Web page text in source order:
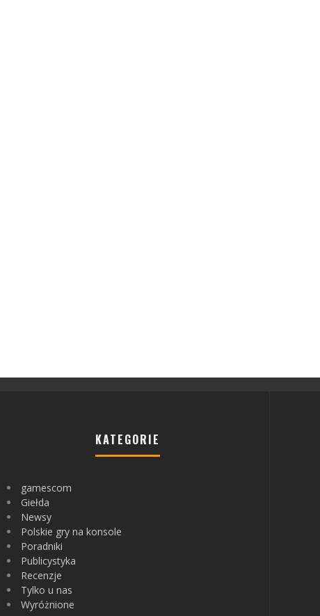
KATEGORIE
gamescom
Giełda
Newsy
Polskie gry na konsole
Poradniki
Publicystyka
Recenzje
Tylko u nas
Wyróżnione